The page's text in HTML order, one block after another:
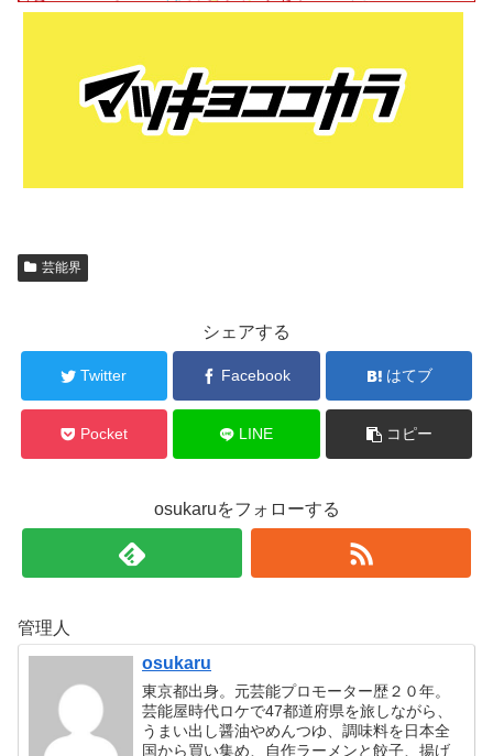
芸能界
シェアする
Twitter Facebook はてブ
Pocket LINE コピー
osukaruをフォローする
管理人
osukaru
東京都出身。元芸能プロモーター歴２０年。
芸能屋時代ロケで47都道府県を旅しながら、
うまい出し醤油やめんつゆ、調味料を日本全
国から買い集め、自作ラーメンと餃子、揚げ